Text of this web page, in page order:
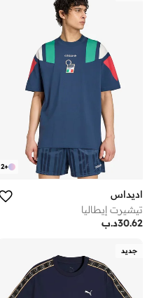
+
2
اديداس
تيشيرت إيطاليا
د.ب30.62
جديد